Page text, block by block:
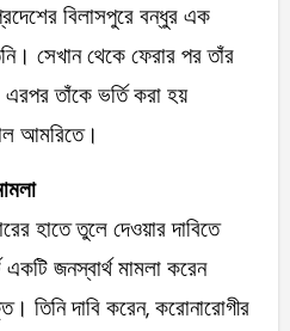
বিলাসপুরে বন্ধুর এক
সেখান থেকে ফেরার পর তাঁর
তাঁকে ভর্তি করা হয়
আমরিতে।
হাতে তুলে দেওয়ার দাবিতে
জনস্বার্থ মামলা করেন
তিনি দাবি করেন, করোনারোগীর